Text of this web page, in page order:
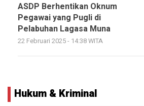
ASDP Berhentikan Oknum
Pegawai yang Pugli di
Pelabuhan Lagasa Muna
22 Februari 2025 - 14:38 WITA
Hukum & Kriminal